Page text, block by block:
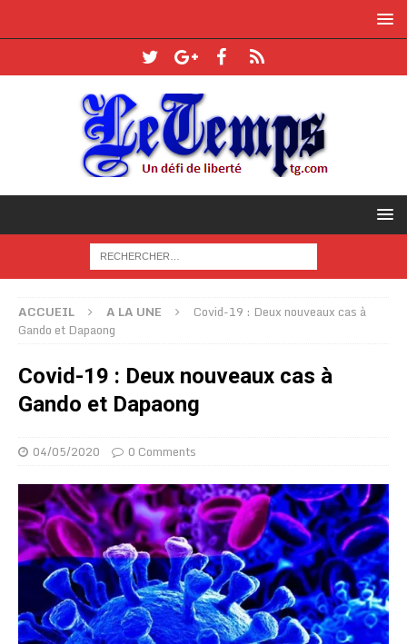
ACCUEIL A LA UNE
Covid-19 : Deux nouveaux cas à
Gando et Dapaong
Covid-19 : Deux nouveaux cas à
Gando et Dapaong
04/05/2020 0 Comments